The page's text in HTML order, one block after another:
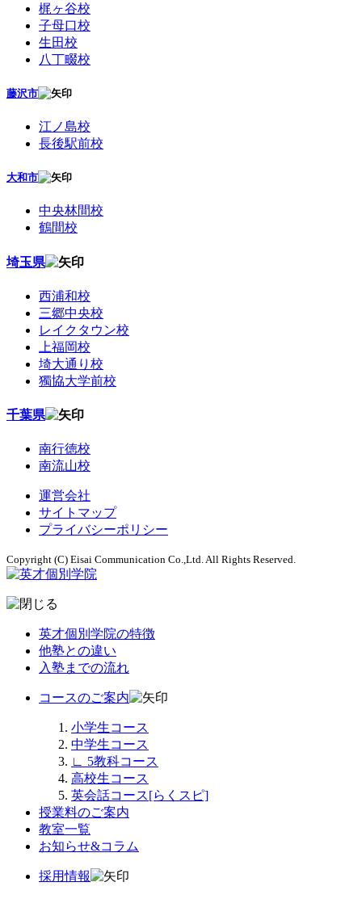
梶ヶ谷校
子母口校
生田校
八丁畷校
藤沢市
江ノ島校
長後駅前校
大和市
中央林間校
鶴間校
埼玉県
西浦和校
三郷中央校
レイクタウン校
上福岡校
埼大通り校
獨協大学前校
千葉県
南行徳校
南流山校
運営会社
サイトマップ
プライバシーポリシー
Copyright (C) Eisai Communication Co.,Ltd. All Rights Reserved.
英才個別学院の特徴
他塾との違い
入塾までの流れ
コースのご案内
小学生コース
中学生コース
∟ 5教科コース
高校生コース
英会話コース[らくスピ]
授業料のご案内
教室一覧
お知らせ&コラム
採用情報